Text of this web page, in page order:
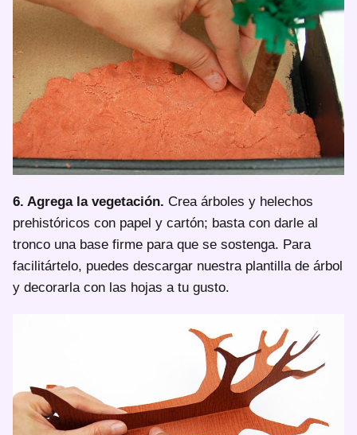
6. Agrega la vegetación. Crea árboles y helechos
prehistóricos con papel y cartón; basta con darle al
tronco una base firme para que se sostenga. Para
facilitártelo, puedes descargar nuestra plantilla de árbol
y decorarla con las hojas a tu gusto.